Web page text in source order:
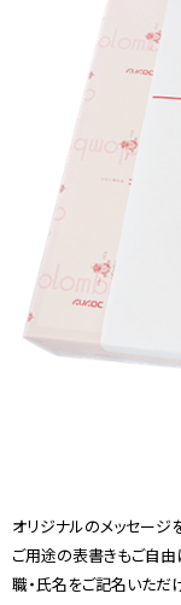
オリジナルのメッセージ
ご用途の表書きもご自
職・氏名をご記名いただ